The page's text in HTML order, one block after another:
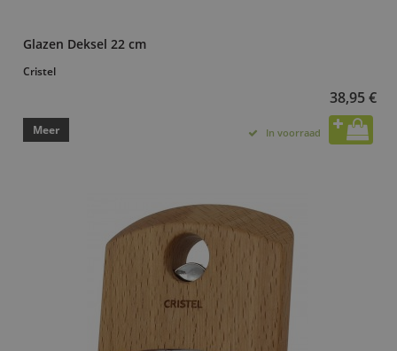
Glazen Deksel 22 cm
Cristel
38,95 €
Meer In voorraad